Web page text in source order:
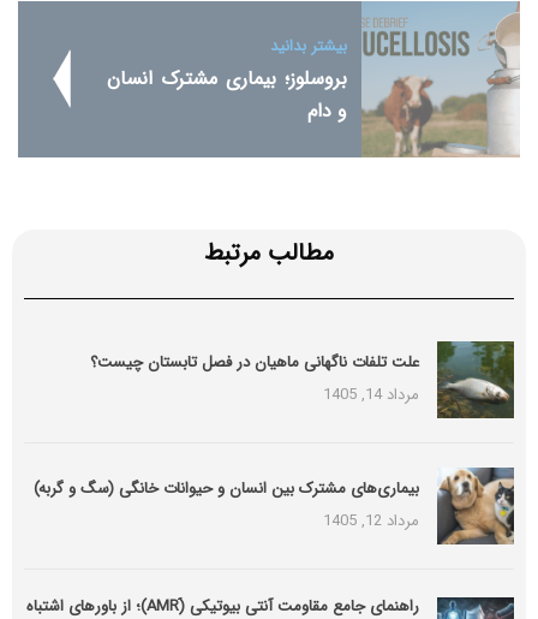
بیشتر بدانید
بروسلوز؛ بیماری مشترک انسان
و دام
مطالب مرتبط
علت تلفات ناگهانی ماهیان در فصل تابستان چیست؟
مرداد 14, 1405
بیماری‌های مشترک بین انسان و حیوانات خانگی (سگ و گربه)
مرداد 12, 1405
راهنمای جامع مقاومت آنتی بیوتیکی (َAMR)؛ از باورهای اشتباه